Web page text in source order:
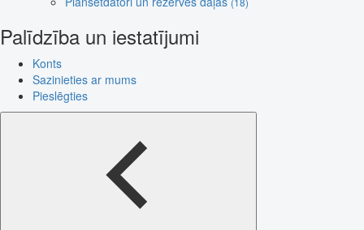
Palīdzība un iestatījumi
Konts
Sazinieties ar mums
Pieslēgties